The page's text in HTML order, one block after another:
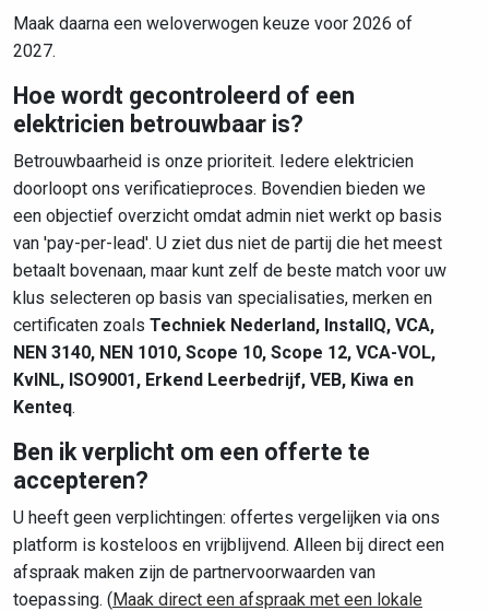
Maak daarna een weloverwogen keuze voor 2026 of
2027.
Hoe wordt gecontroleerd of een
elektricien betrouwbaar is?
Betrouwbaarheid is onze prioriteit. Iedere elektricien
doorloopt ons verificatieproces. Bovendien bieden we
een objectief overzicht omdat admin niet werkt op basis
van 'pay-per-lead'. U ziet dus niet de partij die het meest
betaalt bovenaan, maar kunt zelf de beste match voor uw
klus selecteren op basis van specialisaties, merken en
certificaten zoals Techniek Nederland, InstallQ, VCA,
NEN 3140, NEN 1010, Scope 10, Scope 12, VCA-VOL,
KvINL, ISO9001, Erkend Leerbedrijf, VEB, Kiwa en
Kenteq.
Ben ik verplicht om een offerte te
accepteren?
U heeft geen verplichtingen: offertes vergelijken via ons
platform is kosteloos en vrijblijvend. Alleen bij direct een
afspraak maken zijn de partnervoorwaarden van
toepassing. (Maak direct een afspraak met een lokale